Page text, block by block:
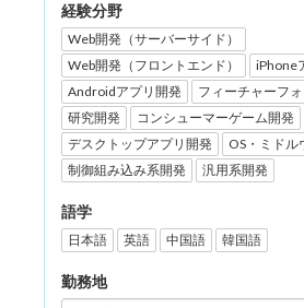
経験分野
Web開発（サーバーサイド）
Web開発（フロントエンド）
iPhone
Androidアプリ開発
フィーチャーフ
研究開発
コンシューマーゲーム開発
デスクトップアプリ開発
OS・ミドル
制御組み込み系開発
汎用系開発
語学
日本語 英語 中国語 韓国語
勤務地